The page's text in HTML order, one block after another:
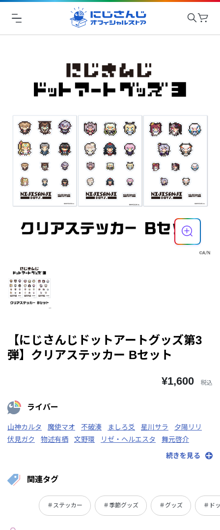
【にじさんじドットアートグッズ第3
弾】クリアステッカー Bセット
¥1,600 税込
ライバー
山神カルタ 魔使マオ 不破湊 ましろ爻 星川サラ
夕陽リリ
伏見ガク
物述有栖 文野環 リゼ・ヘルエスタ
舞元啓介
夢月ロア
続きを見る
関連タグ
＃ステッカー ＃季節グッズ ＃グッズ ＃ド